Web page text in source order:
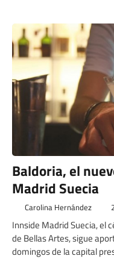
Baldoria, el
Madrid Suecia
Carolina Hernández
Innside Madrid Suecia, el
de Bellas Artes, sigue
domingos de la capital